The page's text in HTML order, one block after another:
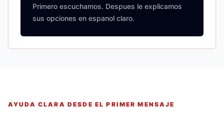
Primero escuchamos. Despues le explicamos
sus opciones en espanol claro.
AYUDA CLARA DESDE EL PRIMER MENSAJE